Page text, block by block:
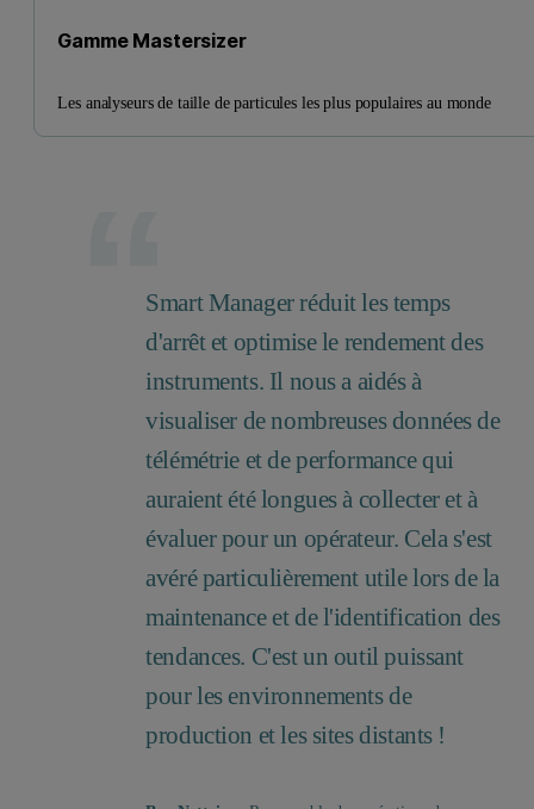
Gamme Mastersizer
Les analyseurs de taille de particules les plus populaires au monde
Smart Manager réduit les temps
d'arrêt et optimise le rendement des
instruments. Il nous a aidés à
visualiser de nombreuses données de
télémétrie et de performance qui
auraient été longues à collecter et à
évaluer pour un opérateur. Cela s'est
avéré particulièrement utile lors de la
maintenance et de l'identification des
tendances. C'est un outil puissant
pour les environnements de
production et les sites distants !